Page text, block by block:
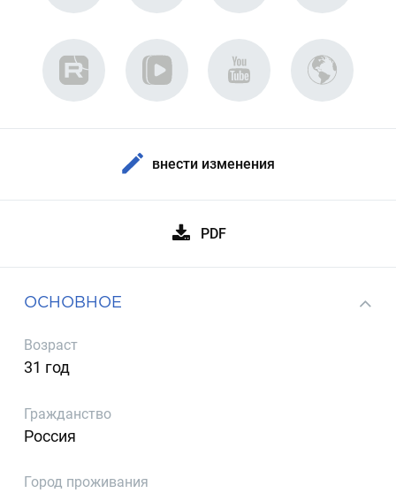
внести изменения
PDF
ОСНОВНОЕ
Возраст
31 год
Гражданство
Россия
Город проживания